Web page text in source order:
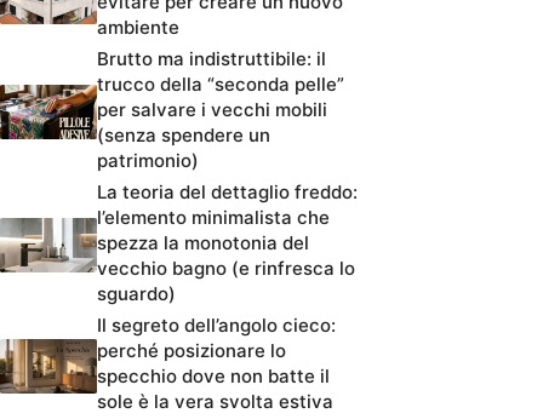
ambiente
Brutto ma indistruttibile: il
trucco della “seconda pelle”
per salvare i vecchi mobili
(senza spendere un
patrimonio)
La teoria del dettaglio freddo:
l’elemento minimalista che
spezza la monotonia del
vecchio bagno (e rinfresca lo
sguardo)
Il segreto dell’angolo cieco:
perché posizionare lo
specchio dove non batte il
sole è la vera svolta estiva